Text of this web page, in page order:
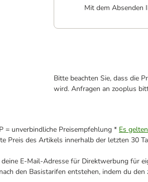
Mit dem Absenden
Bitte beachten Sie, dass die
wird. Anfragen an zooplus
= unverbindliche Preisempfehlung * Es
Preis des Artikels innerhalb der letzten 30
E-Mail-Adresse für Direktwerbung für
den Basistarifen entstehen, indem du